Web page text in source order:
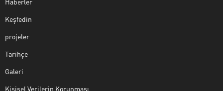
Keşfedin
projeler
Tarihçe
Galeri
Kişisel Verilerin Korunması